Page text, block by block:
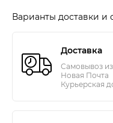
Варианты доставки и
Доставка
Самовывоз
Новая Почта
Курьерская